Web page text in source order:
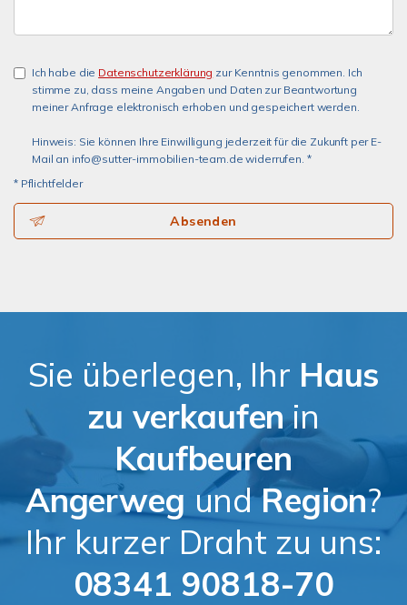
Ich habe die Datenschutzerklärung zur Kenntnis genommen. Ich
stimme zu, dass meine Angaben und Daten zur Beantwortung
meiner Anfrage elektronisch erhoben und gespeichert werden.
Hinweis: Sie können Ihre Einwilligung jederzeit für die Zukunft per E-
Mail an info@sutter-immobilien-team.de widerrufen. *
* Pflichtfelder
Absenden
Sie überlegen, Ihr Haus
zu verkaufenin
Kaufbeuren
Angerweg undRegion?
Ihr kurzer Draht zu uns:
08341 90818-70